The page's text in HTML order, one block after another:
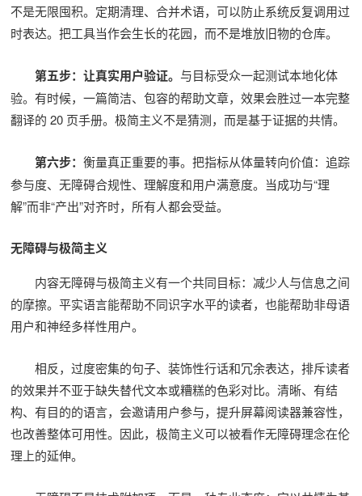
不是无限囤积。定期清理、合并术语，可以防止系统反复调用过
时表达。把工具当作会生长的花园，而不是堆放旧物的仓库。
第五步：让真实用户验证。与目标受众一起测试本地化体
验。有时候，一篇简洁、包容的帮助文章，效果会胜过一本完整
翻译的 20 页手册。极简主义不是猜测，而是基于证据的共情。
第六步：衡量真正重要的事。把指标从体量转向价值：追踪
参与度、无障碍合规性、理解度和用户满意度。当成功与“理
解”而非“产出”对齐时，所有人都会受益。
无障碍与极简主义
内容无障碍与极简主义有一个共同目标：减少人与信息之间
的摩擦。平实语言能帮助不同识字水平的读者，也能帮助非母语
用户和神经多样性用户。
相反，过度密集的句子、装饰性行话和冗余表达，排斥读者
的效果并不亚于缺失替代文本或糟糕的色彩对比。清晰、有结
构、有目的的语言，会邀请用户参与，提升屏幕阅读器兼容性，
也改善整体可用性。因此，极简主义可以被看作无障碍理念在伦
理上的延伸。